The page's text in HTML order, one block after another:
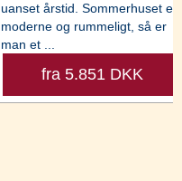
uanset årstid. Sommerhuset er
moderne og rummeligt, så er
man et ...
fra 5.851 DKK